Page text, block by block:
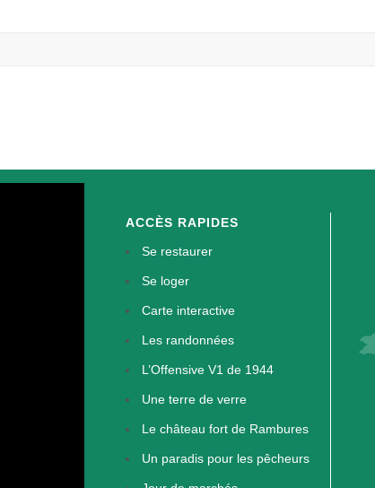
ACCÈS RAPIDES
Se restaurer
Se loger
Carte interactive
Les randonnées
L’Offensive V1 de 1944
Une terre de verre
Le château fort de Rambures
Un paradis pour les pêcheurs